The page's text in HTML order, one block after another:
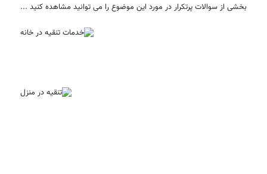
بخشی از سوالات پرتکرار در مورد این موضوع را می توانید مشاهده کنید ...